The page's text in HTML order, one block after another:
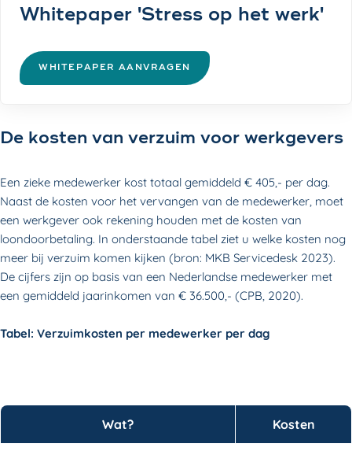
Whitepaper 'Stress op het werk'
WHITEPAPER AANVRAGEN
De kosten van verzuim voor werkgevers
Een zieke medewerker kost totaal gemiddeld € 405,- per dag.
Naast de kosten voor het vervangen van de medewerker, moet
een werkgever ook rekening houden met de kosten van
loondoorbetaling. In onderstaande tabel ziet u welke kosten nog
meer bij verzuim komen kijken (bron: MKB Servicedesk 2023).
De cijfers zijn op basis van een Nederlandse medewerker met
een gemiddeld jaarinkomen van € 36.500,- (CPB, 2020).
Tabel: Verzuimkosten per medewerker per dag
Wat? Kosten